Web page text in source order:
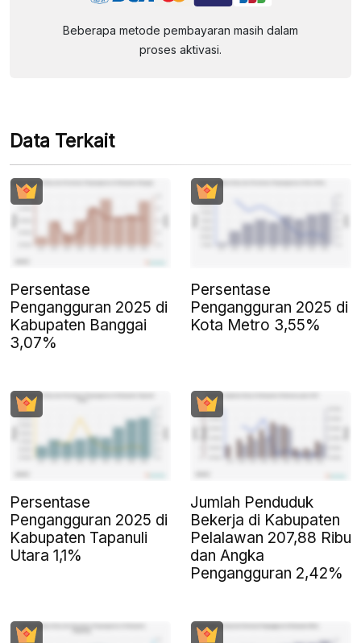
Beberapa metode pembayaran masih dalam
proses aktivasi.
Data Terkait
Persentase
Pengangguran 2025 di
Kabupaten Banggai
3,07%
Persentase
Pengangguran 2025 di
Kota Metro 3,55%
Persentase
Pengangguran 2025 di
Kabupaten Tapanuli
Utara 1,1%
Jumlah Penduduk
Bekerja di Kabupaten
Pelalawan 207,88 Ribu
dan Angka
Pengangguran 2,42%